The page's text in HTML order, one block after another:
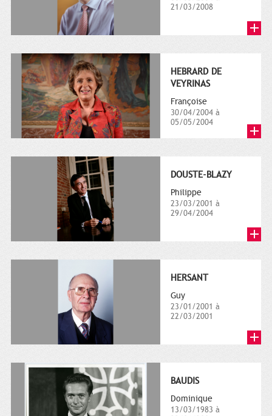
21/03/2008
HEBRARD DE
VEYRINAS
Françoise
30/04/2004 à
05/05/2004
DOUSTE-BLAZY
Philippe
23/03/2001 à
29/04/2004
HERSANT
Guy
23/01/2001 à
22/03/2001
BAUDIS
Dominique
13/03/1983 à